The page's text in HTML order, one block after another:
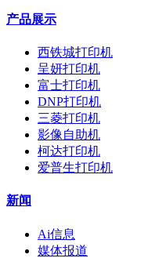
产品展示
西铁城打印机
呈妍打印机
富士打印机
DNP打印机
三菱打印机
影像自助机
柯达打印机
爱普生打印机
新闻
Ai信息
媒体报道